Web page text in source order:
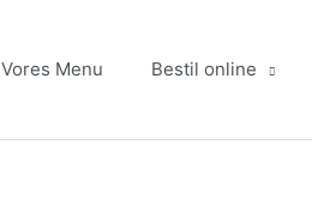
Vores Menu Bestil online